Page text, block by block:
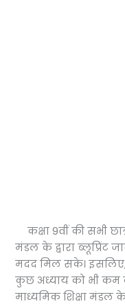
कक्षा 9वीं की सभी
मंडल के द्वारा ब्लूप्रिंट
मदद मिल सके। इसलिए,
कुछ अध्याय को भी कम
माध्यमिक शिक्षा मंडल के